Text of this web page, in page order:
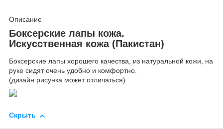
Описание
Боксерские лапы кожа.
Искусственная кожа (Пакистан)
Боксерские лапы хорошего качества, из натуральной кожи, на
руке сидят очень удобно и комфортно.
(дизайн рисунка может отличаться)
Скрыть